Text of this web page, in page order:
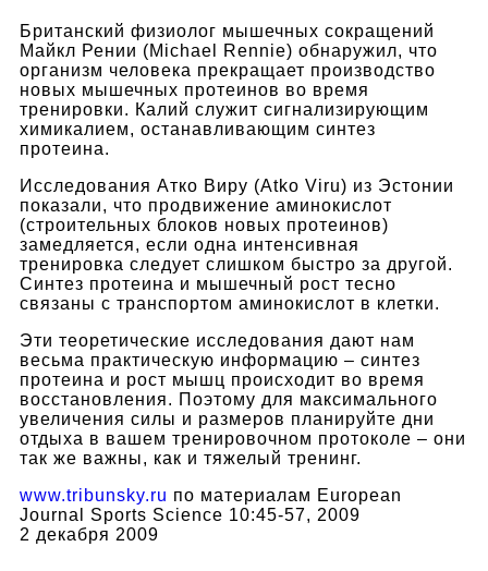
Британский физиолог мышечных сокращений
Майкл Рении (Michael Rennie) обнаружил, что
организм человека прекращает производство
новых мышечных протеинов во время
тренировки. Калий служит сигнализирующим
химикалием, останавливающим синтез
протеина.
Исследования Атко Виру (Atko Viru) из Эстонии
показали, что продвижение аминокислот
(строительных блоков новых протеинов)
замедляется, если одна интенсивная
тренировка следует слишком быстро за другой.
Синтез протеина и мышечный рост тесно
связаны с транспортом аминокислот в клетки.
Эти теоретические исследования дают нам
весьма практическую информацию – синтез
протеина и рост мышц происходит во время
восстановления. Поэтому для максимального
увеличения силы и размеров планируйте дни
отдыха в вашем тренировочном протоколе – они
так же важны, как и тяжелый тренинг.
www.tribunsky.ru по материалам European
Journal Sports Science 10:45-57, 2009
2 декабря 2009